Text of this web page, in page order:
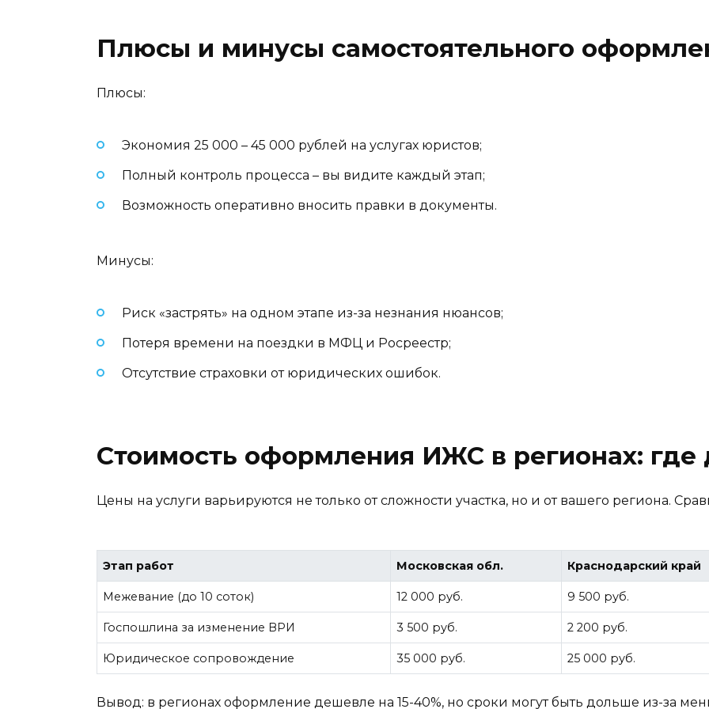
Плюсы и минусы самостоятельного
Плюсы:
Экономия 25 000 – 45 000 рублей на услугах юристов;
Полный контроль процесса – вы видите каждый этап;
Возможность оперативно вносить правки в документы.
Минусы:
Риск «застрять» на одном этапе из-за незнания нюансов;
Потеря времени на поездки в МФЦ и Росреестр;
Отсутствие страховки от юридических ошибок.
Стоимость оформления ИЖС в регионах: где
Цены на услуги варьируются не только от сложности участка, но и от вашего региона.
Этап работ Московская обл. Краснодарский край
Межевание (до 10 соток) 12 000 руб. 9 500 руб.
Госпошлина за изменение ВРИ 3 500 руб. 2 200 руб.
Юридическое сопровождение 35 000 руб. 25 000 руб.
Вывод: в регионах оформление дешевле на 15-40%, но сроки могут быть дольше из-за